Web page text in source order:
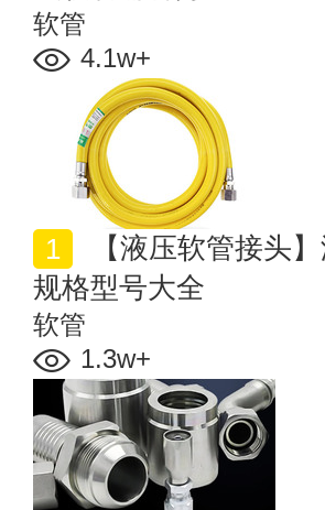
软管
4.1w+
规格型号大全
软管
1.3w+